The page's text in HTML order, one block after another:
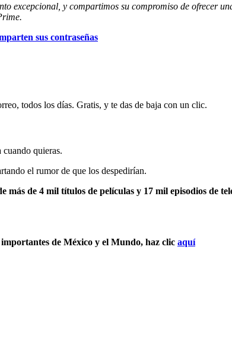
excepcional, y compartimos su compromiso de ofrecer
sus contraseñas
todos los días. Gratis, y te das de baja con un clic.
cuando quieras.
el rumor de que los despedirían.
más de 4 mil títulos de películas y 17 mil episodios de
importantes de México y el Mundo, haz clic aquí